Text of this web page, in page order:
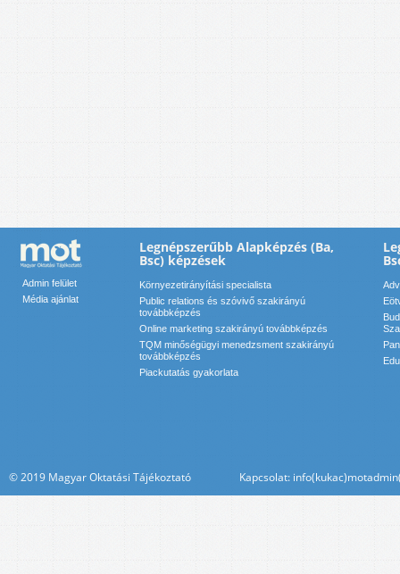
Admin felület
Média ajánlat
Legnépszerűbb Alapképzés (Ba,
Bsc) képzések
Környezetirányítási specialista
Public relations és szóvivő szakirányú
továbbképzés
Online marketing szakirányú továbbképzés
TQM minőségügyi menedzsment szakirányú
továbbképzés
Piackutatás gyakorlata
© 2019 Magyar Oktatási Tájékoztató Kapcsolat: